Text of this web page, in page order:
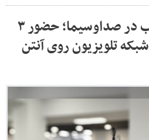
تصاویر | اقدام عجیب در صداوسیما؛ حضور ۳
مجری با اسلحه در ۳ شبکه تلویزیون روی آنتن